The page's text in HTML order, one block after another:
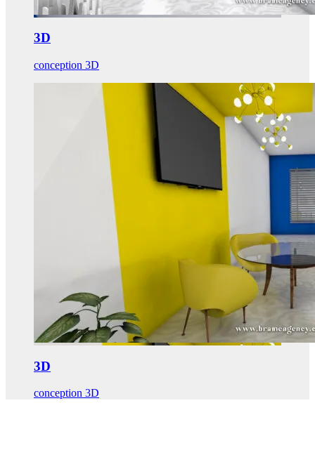
3D
conception 3D
3D
conception 3D